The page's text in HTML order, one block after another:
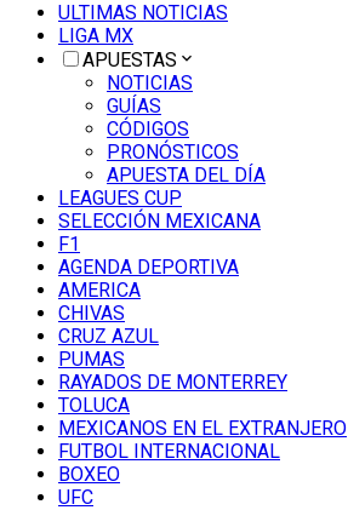
ULTIMAS NOTICIAS
LIGA MX
APUESTAS
NOTICIAS
GUÍAS
CÓDIGOS
PRONÓSTICOS
APUESTA DEL DÍA
LEAGUES CUP
SELECCIÓN MEXICANA
F1
AGENDA DEPORTIVA
AMERICA
CHIVAS
CRUZ AZUL
PUMAS
RAYADOS DE MONTERREY
TOLUCA
MEXICANOS EN EL EXTRANJERO
FUTBOL INTERNACIONAL
BOXEO
UFC